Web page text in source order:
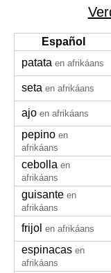
Español
patata en afrikáans
seta en afrikáans
ajo en afrikáans
pepino en
afrikáans
cebolla en
afrikáans
guisante en
afrikáans
frijol en afrikáans
espinacas en
afrikáans